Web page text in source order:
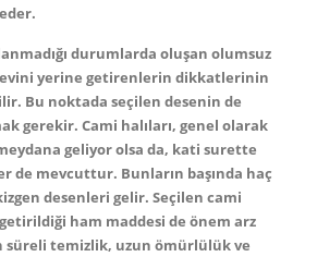
durumlarda oluşan olumsuz
yerine getirenlerin dikkatlerinin
Bu noktada seçilen desenin de
gerekir. Cami halıları, genel olarak
geliyor olsa da, kati surette
de mevcuttur. Bunların başında haç
desenleri gelir. Seçilen cami
ham maddesi de önem arz
süreli temizlik, uzun ömürlülük ve